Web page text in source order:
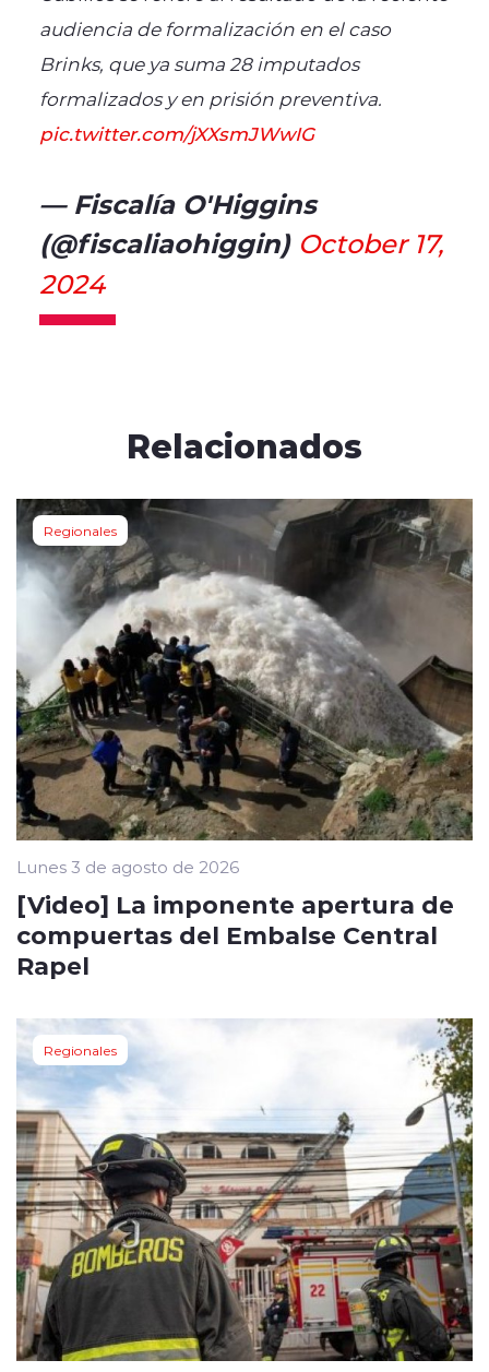
audiencia de formalización en el caso
Brinks, que ya suma 28 imputados
formalizados y en prisión preventiva.
pic.twitter.com/jXXsmJWwIG
— Fiscalía O'Higgins
(@fiscaliaohiggin) October 17,
2024
Relacionados
Regionales
Lunes 3 de agosto de 2026
[Video] La imponente apertura de
compuertas del Embalse Central
Rapel
Regionales